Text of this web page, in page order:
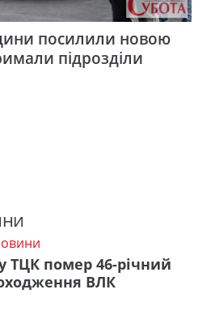
посилили новою
підрозділи
ТЦК помер 46-річний
ВЛК